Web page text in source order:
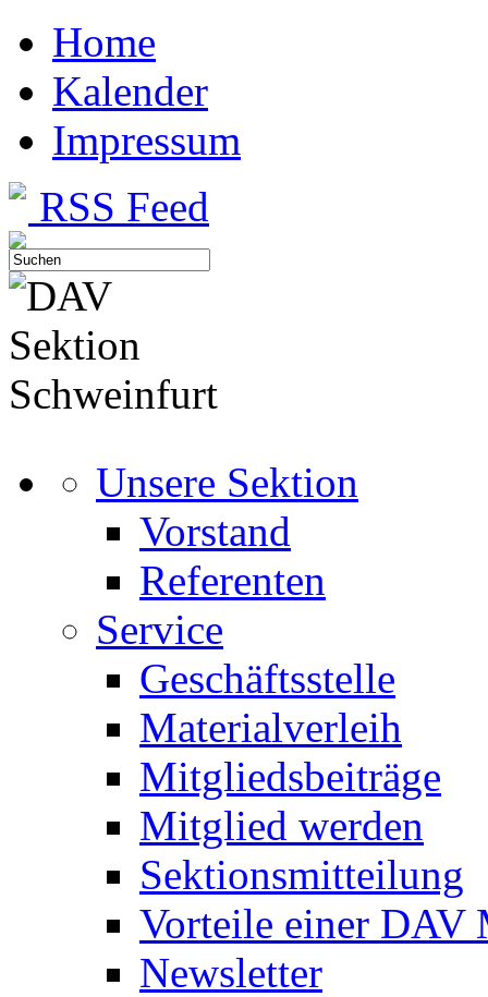
Home
Kalender
Impressum
RSS Feed
Unsere Sektion
Vorstand
Referenten
Service
Geschäftsstelle
Materialverleih
Mitgliedsbeiträge
Mitglied werden
Sektionsmitteilung
Vorteile einer DAV
Newsletter